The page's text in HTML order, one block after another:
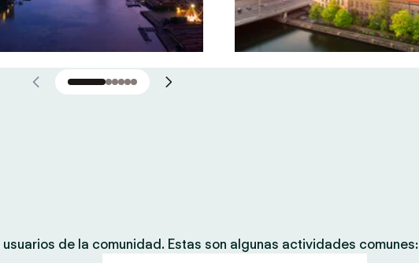
de la comunidad. Estas son algunas actividades comunes: